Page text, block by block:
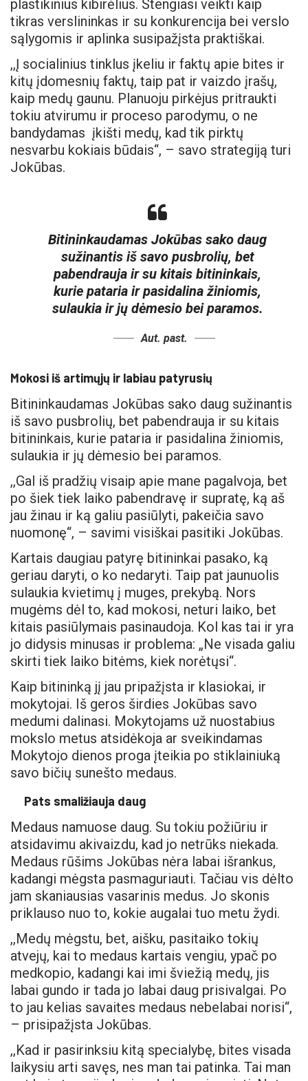
plastikinius kibirėlius. Stengiasi veikti kaip
tikras verslininkas ir su konkurencija bei verslo
sąlygomis ir aplinka susipažįsta praktiškai.
,,Į socialinius tinklus įkeliu ir faktų apie bites ir
kitų įdomesnių faktų, taip pat ir vaizdo įrašų,
kaip medų gaunu. Planuoju pirkėjus pritraukti
tokiu atvirumu ir proceso parodymu, o ne
bandydamas įkišti medų, kad tik pirktų
nesvarbu kokiais būdais“, – savo strategiją turi
Jokūbas.
Bitininkaudamas Jokūbas sako daug
sužinantis iš savo pusbrolių, bet
pabendrauja ir su kitais bitininkais,
kurie pataria ir pasidalina žiniomis,
sulaukia ir jų dėmesio bei paramos.
Aut. past.
Mokosi iš artimųjų ir labiau patyrusių
Bitininkaudamas Jokūbas sako daug sužinantis
iš savo pusbrolių, bet pabendrauja ir su kitais
bitininkais, kurie pataria ir pasidalina žiniomis,
sulaukia ir jų dėmesio bei paramos.
,,Gal iš pradžių visaip apie mane pagalvoja, bet
po šiek tiek laiko pabendravę ir supratę, ką aš
jau žinau ir ką galiu pasiūlyti, pakeičia savo
nuomonę“, – savimi visiškai pasitiki Jokūbas.
Kartais daugiau patyrę bitininkai pasako, ką
geriau daryti, o ko nedaryti. Taip pat jaunuolis
sulaukia kvietimų į muges, prekybą. Nors
mugėms dėl to, kad mokosi, neturi laiko, bet
kitais pasiūlymais pasinaudoja. Kol kas tai ir yra
jo didysis minusas ir problema: „Ne visada galiu
skirti tiek laiko bitėms, kiek norėtųsi“.
Kaip bitininką jį jau pripažįsta ir klasiokai, ir
mokytojai. Iš geros širdies Jokūbas savo
medumi dalinasi. Mokytojams už nuostabius
mokslo metus atsidėkoja ar sveikindamas
Mokytojo dienos proga įteikia po stiklainiuką
savo bičių sunešto medaus.
Pats smaližiauja daug
Medaus namuose daug. Su tokiu požiūriu ir
atsidavimu akivaizdu, kad jo netrūks niekada.
Medaus rūšims Jokūbas nėra labai išrankus,
kadangi mėgsta pasmaguriauti. Tačiau vis dėlto
jam skaniausias vasarinis medus. Jo skonis
priklauso nuo to, kokie augalai tuo metu žydi.
,,Medų mėgstu, bet, aišku, pasitaiko tokių
atvejų, kai to medaus kartais vengiu, ypač po
medkopio, kadangi kai imi šviežią medų, jis
labai gundo ir tada jo labai daug prisivalgai. Po
to jau kelias savaites medaus nebelabai norisi“,
– prisipažįsta Jokūbas.
,,Kad ir pasirinksiu kitą specialybę, bites visada
laikysiu arti savęs, nes man tai patinka. Tai man